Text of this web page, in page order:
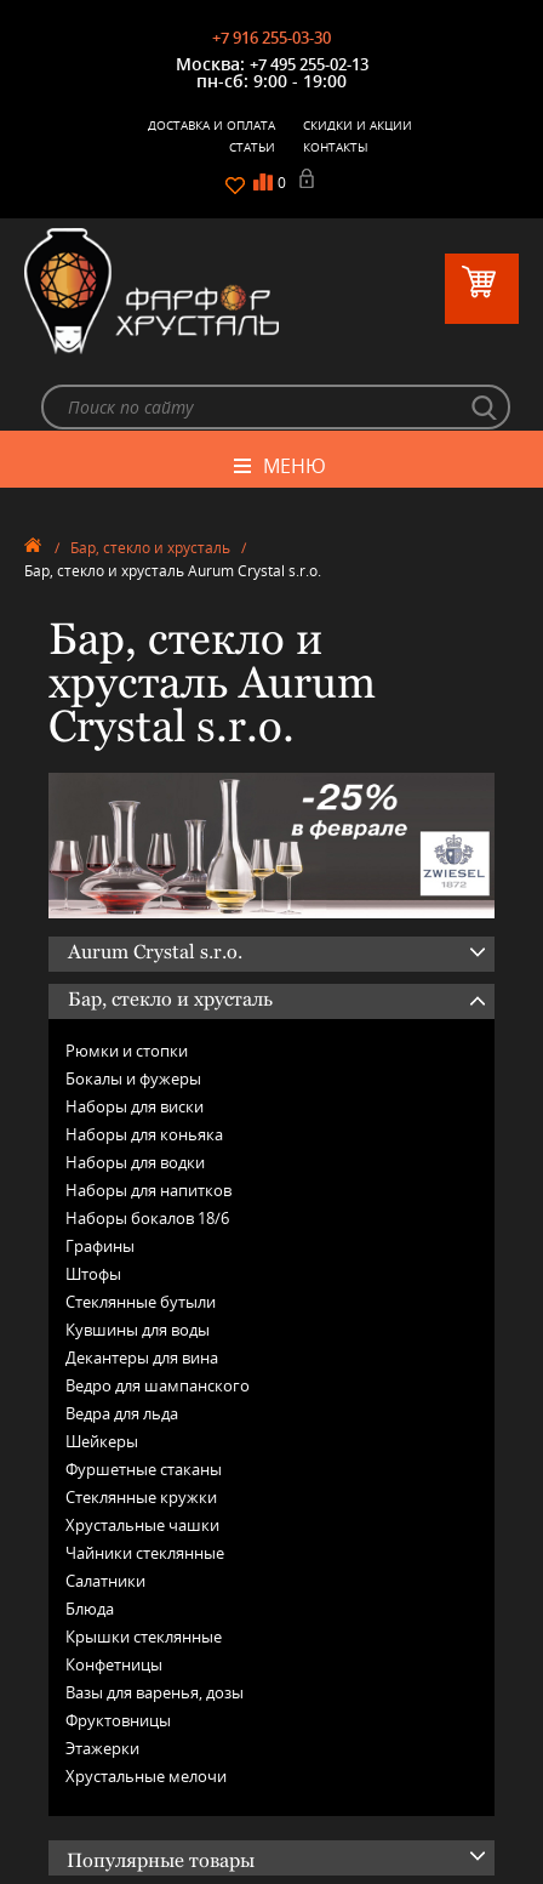
+7 916 255-03-30
Москва: +7 495 255-02-13
пн-сб: 9:00 - 19:00
0
ДОСТАВКА И ОПЛАТА
СКИДКИ И АКЦИИ
СТАТЬИ
КОНТАКТЫ
МЕНЮ
/ Бар, стекло и хрусталь /
Бар, стекло и хрусталь Aurum Crystal s.r.o.
Бар, стекло и
хрусталь Aurum
Crystal s.r.o.
Aurum Crystal s.r.o.
Бар, стекло и хрусталь
Рюмки и стопки
Бокалы и фужеры
Наборы для виски
Наборы для коньяка
Наборы для водки
Наборы для напитков
Наборы бокалов 18/6
Графины
Штофы
Стеклянные бутыли
Кувшины для воды
Декантеры для вина
Ведро для шампанского
Ведра для льда
Шейкеры
Фуршетные стаканы
Стеклянные кружки
Хрустальные чашки
Чайники стеклянные
Салатники
Блюда
Крышки стеклянные
Конфетницы
Вазы для варенья, дозы
Фруктовницы
Этажерки
Хрустальные мелочи
Популярные товары